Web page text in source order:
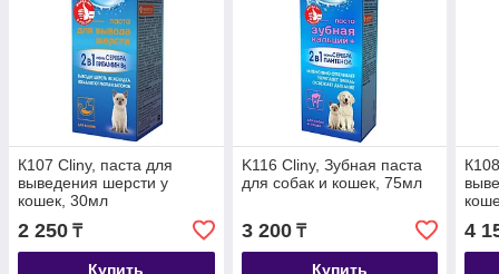
К107 Cliny, паста для
выведения шерсти у
кошек, 30мл
2 250 ₸
Купить
K116 Cliny, Зубная паста
для собак и кошек, 75мл
3 200₸
Купить
4